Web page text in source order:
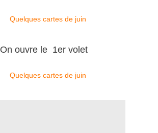
On ouvre le 1er volet